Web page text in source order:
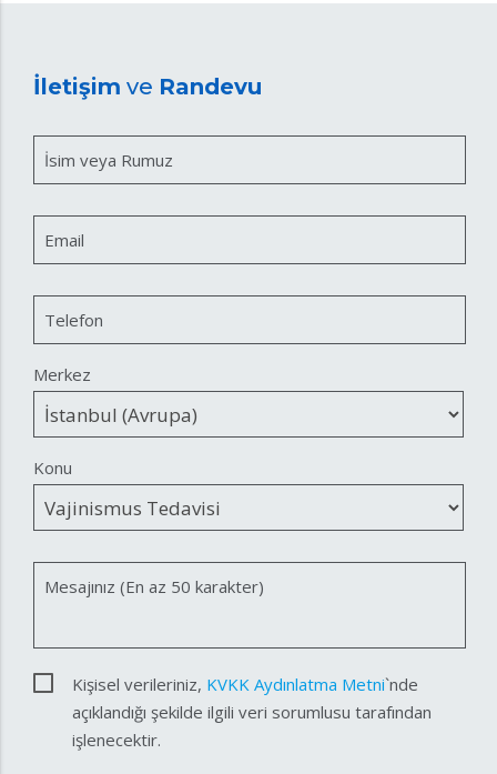
İletişim ve Randevu
İsim veya Rumuz
Email
Telefon
Merkez
Konu
Mesajınız (En az 50 karakter)
Kişisel verileriniz, KVKK Aydınlatma Metni`nde
açıklandığı şekilde ilgili veri sorumlusu tarafından
işlenecektir.